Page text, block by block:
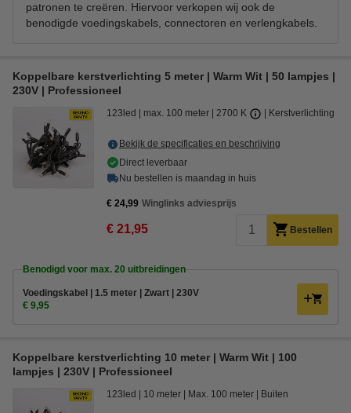
patronen te creëren. Hiervoor verkopen wij ook de
benodigde voedingskabels, connectoren en verlengkabels.
Koppelbare kerstverlichting 5 meter | Warm Wit | 50 lampjes |
230V | Professioneel
123led max. 100 meter 2700 K Kerstverlichting
Bekijk de specificaties en beschrijving
Direct leverbaar
Nu bestellen is maandag in huis
€ 24,99 Winglinks adviesprijs
€ 21,95 Bestellen
Benodigd voor max. 20 uitbreidingen
Voedingskabel | 1.5 meter | Zwart | 230V
€ 9,95
Koppelbare kerstverlichting 10 meter | Warm Wit | 100
lampjes | 230V | Professioneel
123led 10 meter Max. 100 meter Buiten